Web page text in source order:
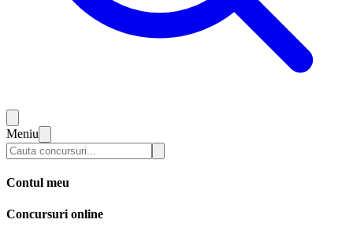
Meniu
Contul meu
Concursuri online